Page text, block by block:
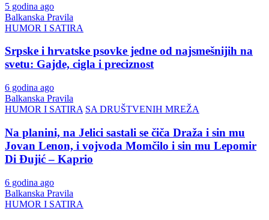
5 godina ago
Balkanska Pravila
HUMOR I SATIRA
Srpske i hrvatske psovke jedne od najsmešnijih na
svetu: Gajde, cigla i preciznost
6 godina ago
Balkanska Pravila
HUMOR I SATIRA SA DRUŠTVENIH MREŽA
Na planini, na Jelici sastali se čiča Draža i sin mu
Jovan Lenon, i vojvoda Momčilo i sin mu Lepomir
Di Đujić – Kaprio
6 godina ago
Balkanska Pravila
HUMOR I SATIRA